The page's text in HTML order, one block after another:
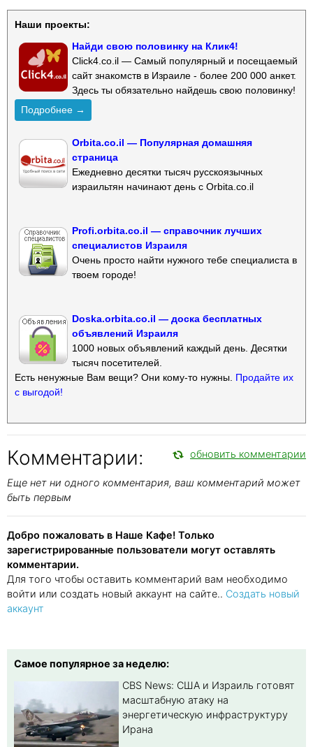
Наши проекты:
Найди свою половинку на Клик4!
Click4.co.il — Самый популярный и посещаемый
сайт знакомств в Израиле - более 200 000 анкет.
Здесь ты обязательно найдешь свою половинку!
Подробнее →
Orbita.co.il — Популярная домашняя
страница
Ежедневно десятки тысяч русскоязычных
израильтян начинают день с Orbita.co.il
Profi.orbita.co.il — справочник лучших
специалистов Израиля
Очень просто найти нужного тебе специалиста в
твоем городе!
Doska.orbita.co.il — доска бесплатных
объявлений Израиля
1000 новых объявлений каждый день. Десятки
тысяч посетителей.
Есть ненужные Вам вещи? Они кому-то нужны. Продайте их
с выгодой!
Комментарии: обновить комментарии
Еще нет ни одного комментария, ваш комментарий может
быть первым
Добро пожаловать в Наше Кафе! Только
зарегистрированные пользователи могут оставлять
комментарии.
Для того чтобы оставить комментарий вам необходимо
войти или создать новый аккаунт на сайте.. Создать новый
аккаунт
Самое популярное за неделю:
CBS News: США и Израиль готовят
масштабную атаку на
энергетическую инфраструктуру
Ирана